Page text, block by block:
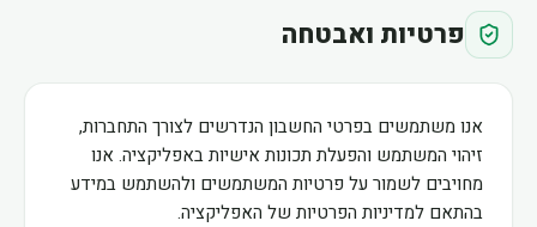
פרטיות ואבטחה
אנו משתמשים בפרטי החשבון הנדרשים לצורך התחברות,
זיהוי המשתמש והפעלת תכונות אישיות באפליקציה. אנו
מחויבים לשמור על פרטיות המשתמשים ולהשתמש במידע
בהתאם למדיניות הפרטיות של האפליקציה.